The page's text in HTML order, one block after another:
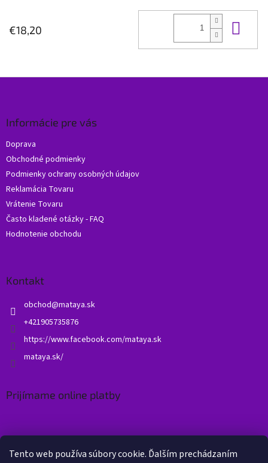
Tento web používa súbory cookie. Ďalším prechádzaním
€18,20
Informácie pre vás
Doprava
Obchodné podmienky
Podmienky ochrany osobných údajov
Reklamácia Tovaru
Vrátenie Tovaru
Často kladené otázky - FAQ
Hodnotenie obchodu
Kontakt
obchod@mataya.sk
+421905735876
https://www.facebook.com/mataya.sk
mataya.sk/
Prijímame online platby